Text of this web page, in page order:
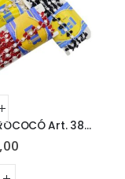
GALÓN ROCOCÓ Art. 388 x 10m